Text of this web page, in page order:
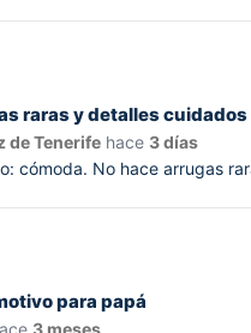
raras y detalles cuidados
de Tenerife hace 3 días
cómoda. No hace arrugas
para papá
3 meses